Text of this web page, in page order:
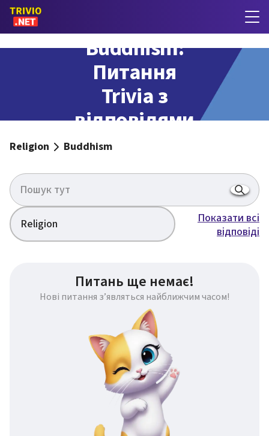
Buddhism:
Питання
Trivia з
відповідями
Religion Buddhism
Religion
Показати всі
відповіді
Питань ще немає!
Нові питання з’являться найближчим часом!